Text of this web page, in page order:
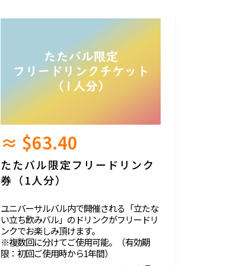
≈ $63.40
たたバル限定フリードリンク
券（1人分）
ユニバーサルバル内で開催される「立たな
い立ち飲みバル」のドリンクがフリードリ
ンクでお楽しみ頂けます。
※複数回に分けてご使用可能。（有効期
限：初回ご使用時から1年間）